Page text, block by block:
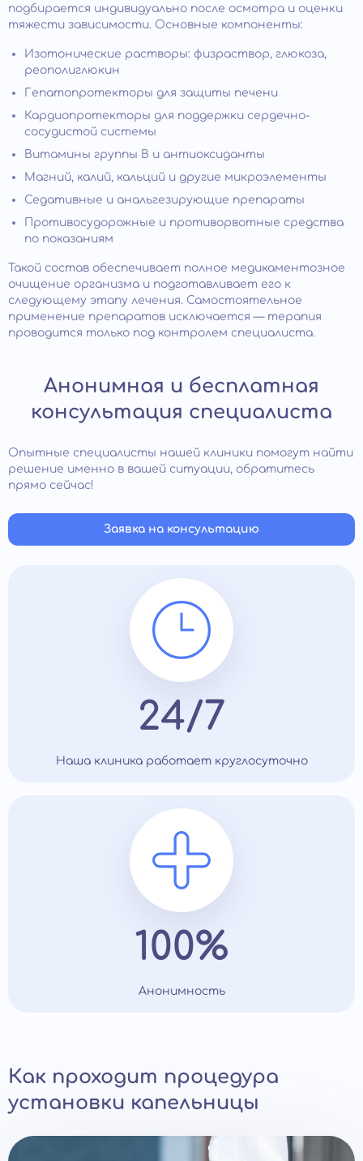
подбирается индивидуально после осмотра и оценки
тяжести зависимости. Основные компоненты:
Изотонические растворы: физраствор, глюкоза,
реополиглюкин
Гепатопротекторы для защиты печени
Кардиопротекторы для поддержки сердечно-
сосудистой системы
Витамины группы B и антиоксиданты
Магний, калий, кальций и другие микроэлементы
Седативные и анальгезирующие препараты
Противосудорожные и противорвотные средства
по показаниям
Такой состав обеспечивает полное медикаментозное
очищение организма и подготавливает его к
следующему этапу лечения. Самостоятельное
применение препаратов исключается — терапия
проводится только под контролем специалиста.
Анонимная и бесплатная
консультация специалиста
Опытные специалисты нашей клиники помогут найти
решение именно в вашей ситуации, обратитесь
прямо сейчас!
Заявка на консультацию
24/7
Наша клиника работает круглосуточно
100%
Анонимность
Как проходит процедура
установки капельницы